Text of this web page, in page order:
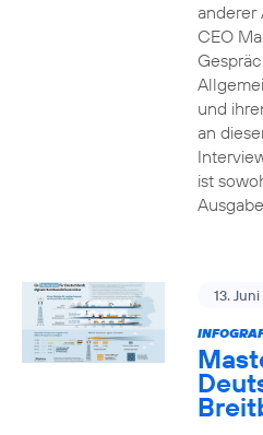
anderer
CEO
und
an
ist
13.